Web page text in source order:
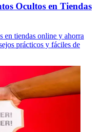
Ocultos en Tiendas
en tiendas online y ahorra
prácticos y fáciles de